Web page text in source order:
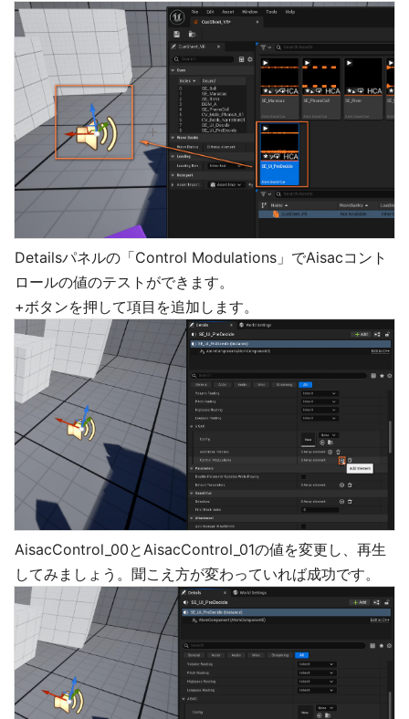
Detailsパネルの「Control Modulations」でAisacコント
ロールの値のテストができます。
+ボタンを押して項目を追加します。
AisacControl_00とAisacControl_01の値を変更し、再生
してみましょう。聞こえ方が変わっていれば成功です。